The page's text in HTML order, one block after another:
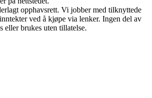
opphavsrett. Vi jobber med tilknyttede
ved å kjøpe via lenker. Ingen del av
eller brukes uten tillatelse.